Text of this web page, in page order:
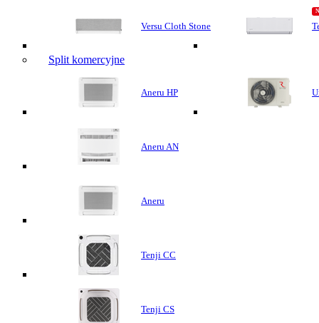
Versu Cloth Stone
Split komercyjne
Aneru HP
Aneru AN
Aneru
Tenji CC
Tenji CS